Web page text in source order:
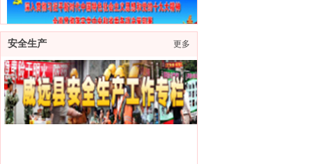
安全生产 更多